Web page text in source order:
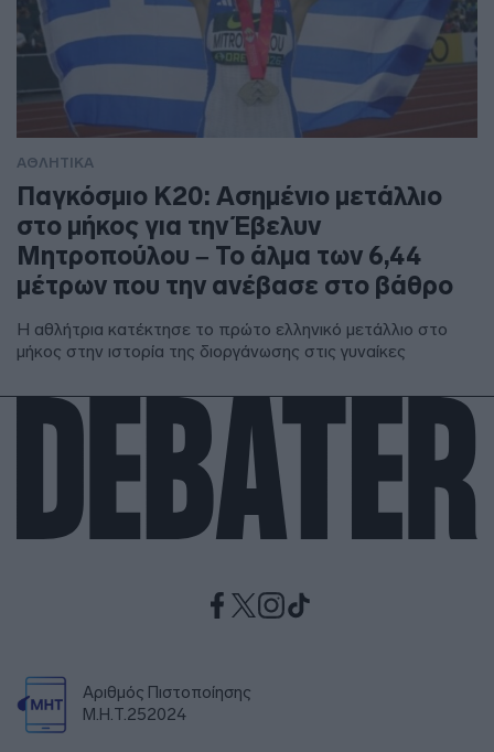
ΑΘΛΗΤΙΚΑ
Παγκόσμιο Κ20: Ασημένιο μετάλλιο
στο μήκος για την Έβελυν
Μητροπούλου – Το άλμα των 6,44
μέτρων που την ανέβασε στο βάθρο
Η αθλήτρια κατέκτησε το πρώτο ελληνικό μετάλλιο στο
μήκος στην ιστορία της διοργάνωσης στις γυναίκες
Αριθμός Πιστοποίησης
Μ.Η.Τ.252024